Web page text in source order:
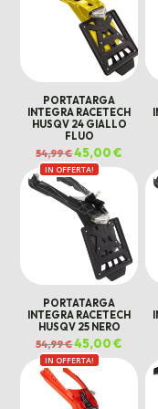
PORTATARGA
INTEGRA RACETECH
HUSQV 24 GIALLO
FLUO
54,99€Il
prezzo
originale
era:
54,99 €.
45,00€
45,00
IN OFFERTA!
PORTATARGA
INTEGRA RACETECH
HUSQV 25 NERO
54,99€Il
prezzo
originale
era:
54,99 €.
45,00€
45,00 €.
IN OFFERTA!